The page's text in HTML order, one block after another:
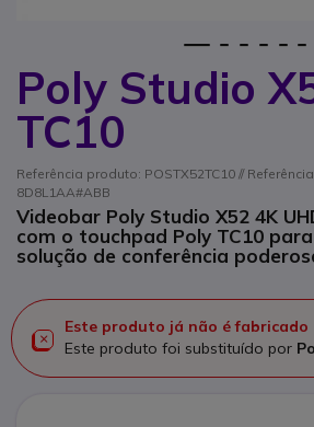
Poly Studio
TC10
Referência produto: POSTX52TC10 //
8D8L1AA#ABB
Videobar Poly Studio X52 4K
com o touchpad Poly TC10
solução de conferência
Este produto já não é fabricado
Este produto foi substituído por
Saltar para o início da Galeria de